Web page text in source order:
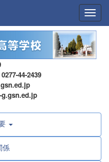
44-2439
g.gsn.ed.jp
係